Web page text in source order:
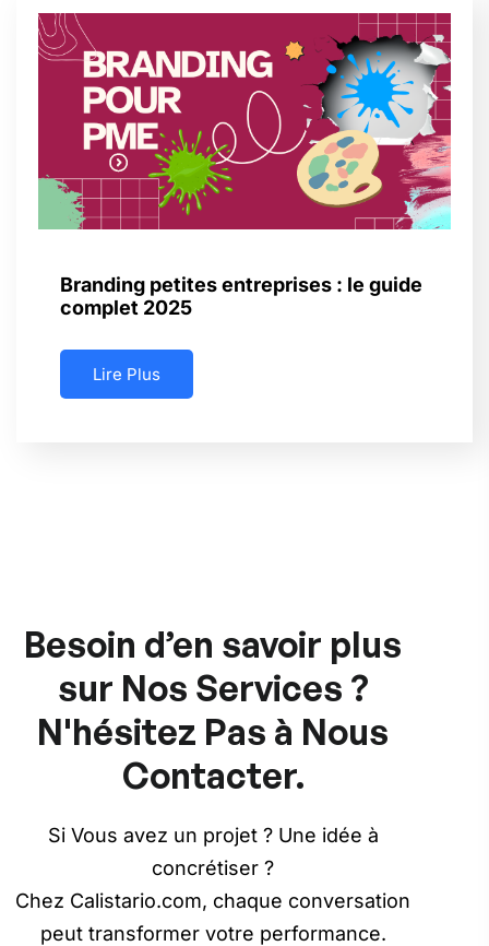
Branding petites entreprises : le guide
complet 2025
Lire Plus
Besoin d’en savoir plus
sur Nos Services ?
N'hésitez Pas à Nous
Contacter.
Si Vous avez un projet ? Une idée à
concrétiser ?
Chez Calistario.com, chaque conversation
peut transformer votre performance.